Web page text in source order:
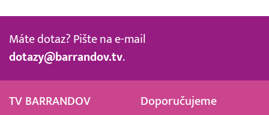
Máte dotaz? Pište na e-mail
dotazy@barrandov.tv.
TV BARRANDOV Doporučujeme